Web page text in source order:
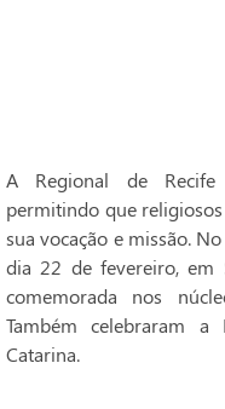
A Regional de
permitindo que
sua vocação e missão.
dia 22 de fevereiro, em
comemorada nos
Também celebraram
Catarina.